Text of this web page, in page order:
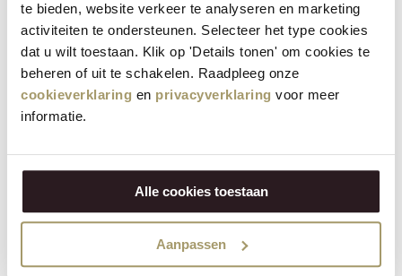
te bieden, website verkeer te analyseren en marketing
activiteiten te ondersteunen. Selecteer het type cookies
dat u wilt toestaan. Klik op 'Details tonen' om cookies te
beheren of uit te schakelen. Raadpleeg onze
cookieverklaring en privacyverklaring voor meer
informatie.
Alle cookies toestaan
Aanpassen